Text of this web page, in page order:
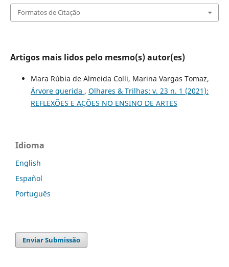
Formatos de Citação
Artigos mais lidos pelo mesmo(s) autor(es)
Mara Rúbia de Almeida Colli, Marina Vargas Tomaz,
Árvore querida , Olhares & Trilhas: v. 23 n. 1 (2021):
REFLEXÕES E AÇÕES NO ENSINO DE ARTES
Idioma
English
Español
Português
Enviar Submissão